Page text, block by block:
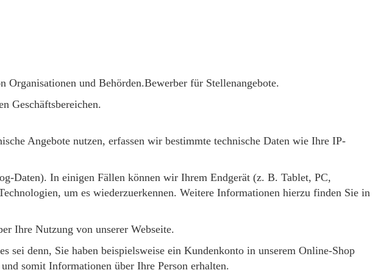
Organisationen und Behörden.Bewerber für Stellenangebote.
Geschäftsbereichen.
Angebote nutzen, erfassen wir bestimmte technische Daten wie Ihre IP-
Daten). In einigen Fällen können wir Ihrem Endgerät (z. B. Tablet, PC,
um es wiederzuerkennen. Weitere Informationen hierzu finden Sie in
Ihre Nutzung von unserer Webseite.
denn, Sie haben beispielsweise ein Kundenkonto in unserem Online-Shop
somit Informationen über Ihre Person erhalten.